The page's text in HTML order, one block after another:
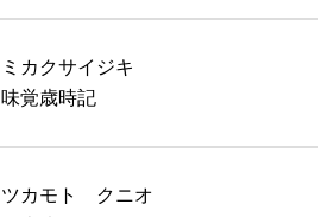
ミカクサイジキ
味覚歳時記
ツカモト クニオ